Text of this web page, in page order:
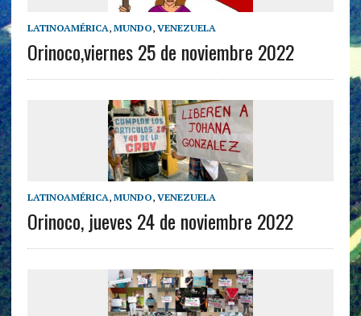
LATINOAMÉRICA, MUNDO, VENEZUELA
Orinoco,viernes 25 de noviembre 2022
LATINOAMÉRICA, MUNDO, VENEZUELA
Orinoco, jueves 24 de noviembre 2022